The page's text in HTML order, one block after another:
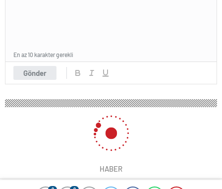
Gönder
En az 10 karakter gerekli
HABER